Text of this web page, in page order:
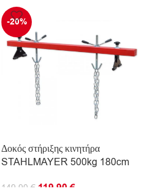
ΠΡΟΣΘΉΚΗ ΣΤΟ ΚΑΛΆΘΙ
-20%
Δοκός στήριξης κινητήρα
STAHLMAYER 500kg 180cm
149.90€ 119.90€